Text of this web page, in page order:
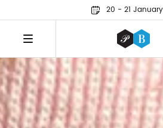
20 - 21